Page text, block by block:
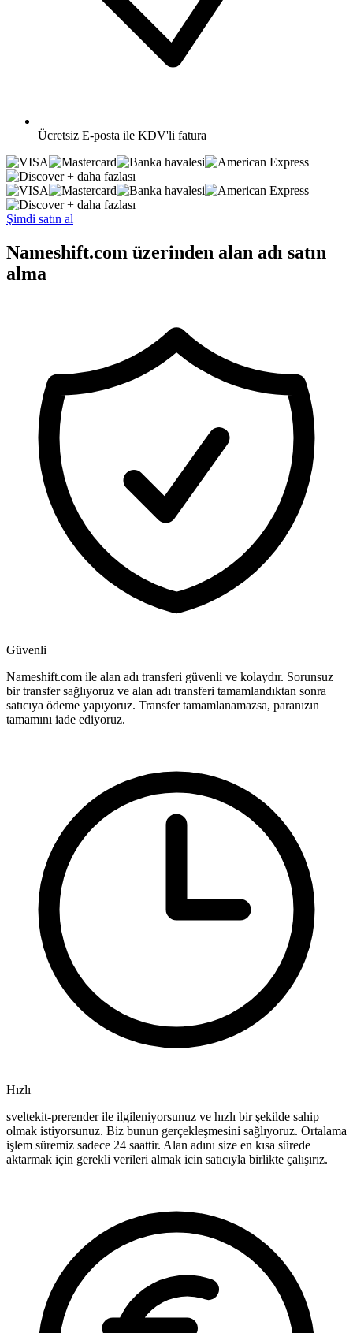
Ücretsiz E-posta ile KDV'li fatura
+ daha fazlası
+ daha fazlası
Şimdi satın al
Nameshift.com üzerinden alan adı satın
alma
Güvenli
Nameshift.com ile alan adı transferi güvenli ve kolaydır. Sorunsuz
bir transfer sağlıyoruz ve alan adı transferi tamamlandıktan sonra
satıcıya ödeme yapıyoruz. Transfer tamamlanamazsa, paranızın
tamamını iade ediyoruz.
Hızlı
sveltekit-prerender ile ilgileniyorsunuz ve hızlı bir şekilde sahip
olmak istiyorsunuz. Biz bunun gerçekleşmesini sağlıyoruz. Ortalama
işlem süremiz sadece 24 saattir. Alan adını size en kısa sürede
aktarmak için gerekli verileri almak icin satıcıyla birlikte çalışırız.